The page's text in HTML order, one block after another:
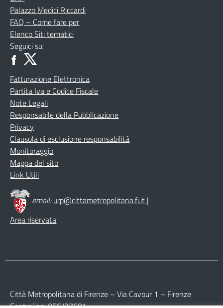
Palazzo Medici Riccardi
FAQ – Come fare per
Elenco Siti tematici
Seguici su:
Fatturazione Elettronica
Partita Iva e Codice Fiscale
Note Legali
Responsabile della Pubblicazione
Privacy
Clausola di esclusione responsabilità
Monitoraggio
Mappa del sito
Link Utili
email:urp@cittametropolitana.fi.it |
Area riservata
Città Metropolitana di Firenze – Via Cavour 1 – Firenze